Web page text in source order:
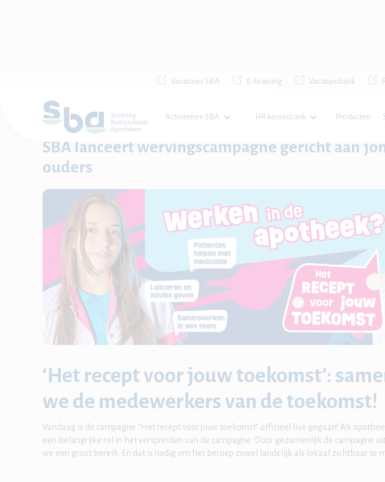
Vacatures SBA E-learning Vacaturebank
Activiteiten SBA HR kennisbank Producten
Home  Nieuws SBA lanceert wervingscampagne gericht aan jongeren en ouders
SBA lanceert wervingscampagne gericht aan
ouders
‘Het recept voor jouw toekomst’:
we de medewerkers van de toekomst!
Vandaag is de campagne “Het recept voor jouw toekomst” officieel live gegaan! Als
een belangrijke rol in het verspreiden van de campagne. Door gezamenlijk de campagne
we een groot bereik. En dat is nodig om het beroep zowel landelijk als lokaal zichtbaar te